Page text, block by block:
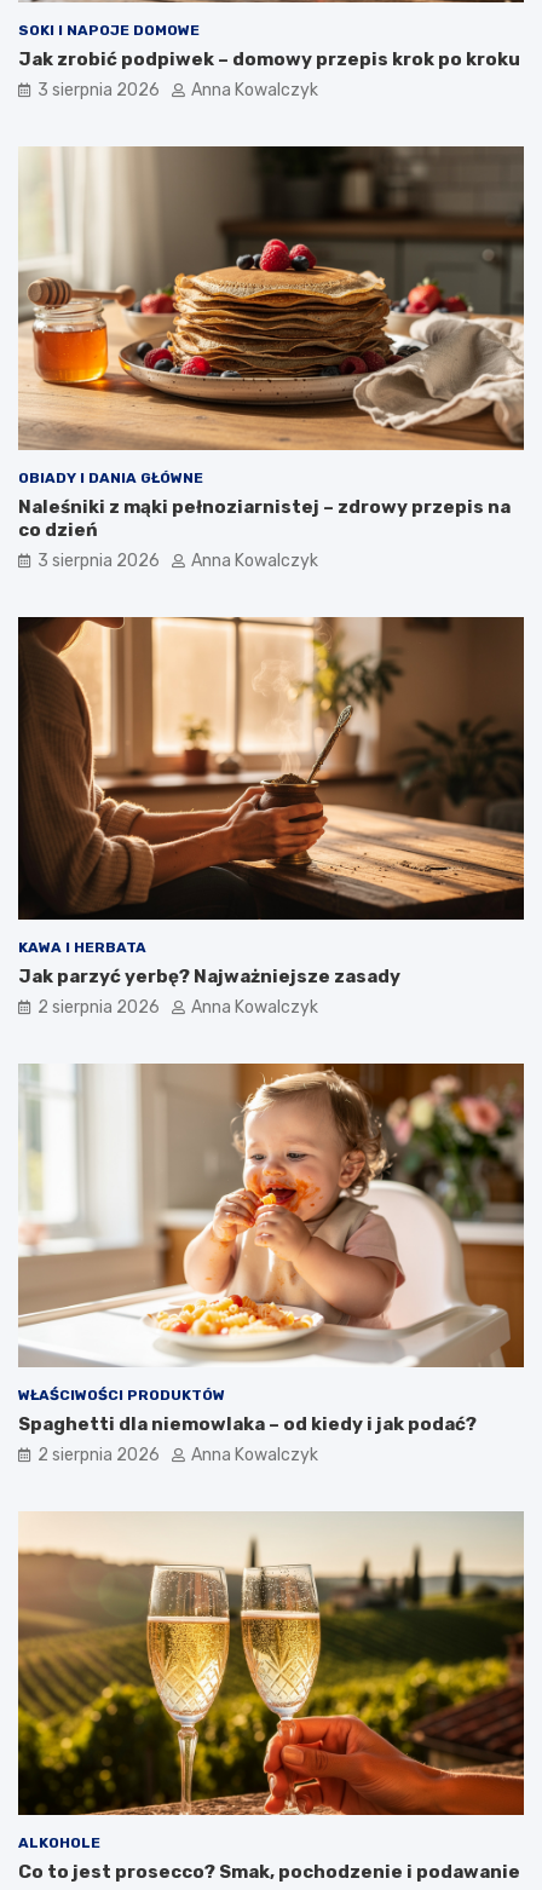
SOKI I NAPOJE DOMOWE
Jak zrobić podpiwek – domowy przepis krok po kroku
3 sierpnia 2026 Anna Kowalczyk
OBIADY I DANIA GŁÓWNE
Naleśniki z mąki pełnoziarnistej – zdrowy przepis na
co dzień
3 sierpnia 2026 Anna Kowalczyk
KAWA I HERBATA
Jak parzyć yerbę? Najważniejsze zasady
2 sierpnia 2026 Anna Kowalczyk
WŁAŚCIWOŚCI PRODUKTÓW
Spaghetti dla niemowlaka – od kiedy i jak podać?
2 sierpnia 2026 Anna Kowalczyk
ALKOHOLE
Co to jest prosecco? Smak, pochodzenie i podawanie